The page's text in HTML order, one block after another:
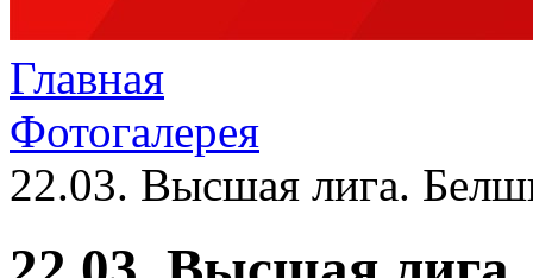
Главная
Фотогалерея
22.03. Высшая лига.